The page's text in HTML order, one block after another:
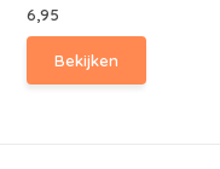
6,95
Bekijken